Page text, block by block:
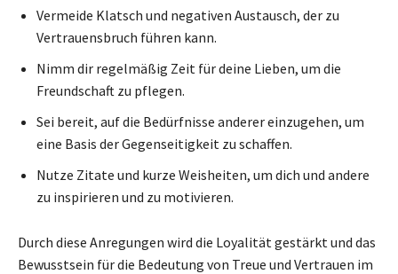
Vermeide Klatsch und negativen Austausch, der zu
Vertrauensbruch führen kann.
Nimm dir regelmäßig Zeit für deine Lieben, um die
Freundschaft zu pflegen.
Sei bereit, auf die Bedürfnisse anderer einzugehen, um
eine Basis der Gegenseitigkeit zu schaffen.
Nutze Zitate und kurze Weisheiten, um dich und andere
zu inspirieren und zu motivieren.
Durch diese Anregungen wird die Loyalität gestärkt und das
Bewusstsein für die Bedeutung von Treue und Vertrauen im